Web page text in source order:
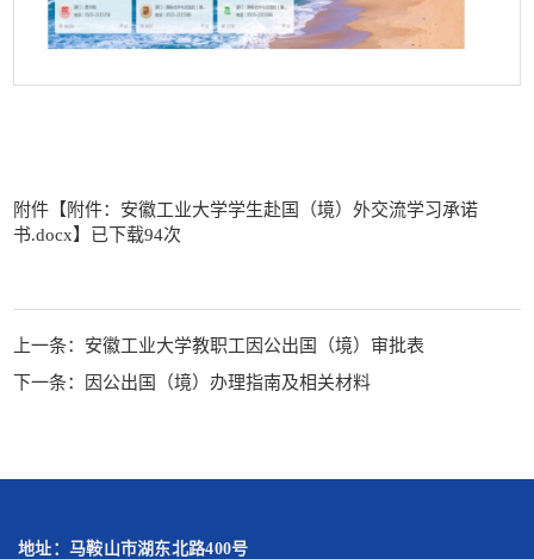
第 3 页
附件【 附件：安徽工业大学学生赴国（境）外交流学习承诺
书.docx】已下载94次
上一条： 安徽工业大学教职工因公出国（境）审批表
下一条：
因公出国（境）办理指南及相关材料
地址：马鞍山市湖东北路400号